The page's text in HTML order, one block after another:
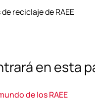
reciclaje de RAEE
en esta
de los RAEE